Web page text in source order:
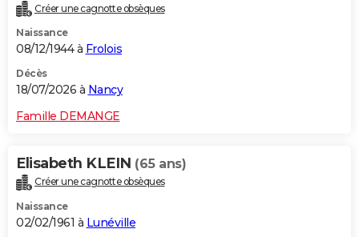
Créer une cagnotte obsèques
Naissance
08/12/1944 à Frolois
Décès
18/07/2026 à Nancy
Famille DEMANGE
Elisabeth KLEIN (65 ans)
Créer une cagnotte obsèques
Naissance
02/02/1961 à Lunéville